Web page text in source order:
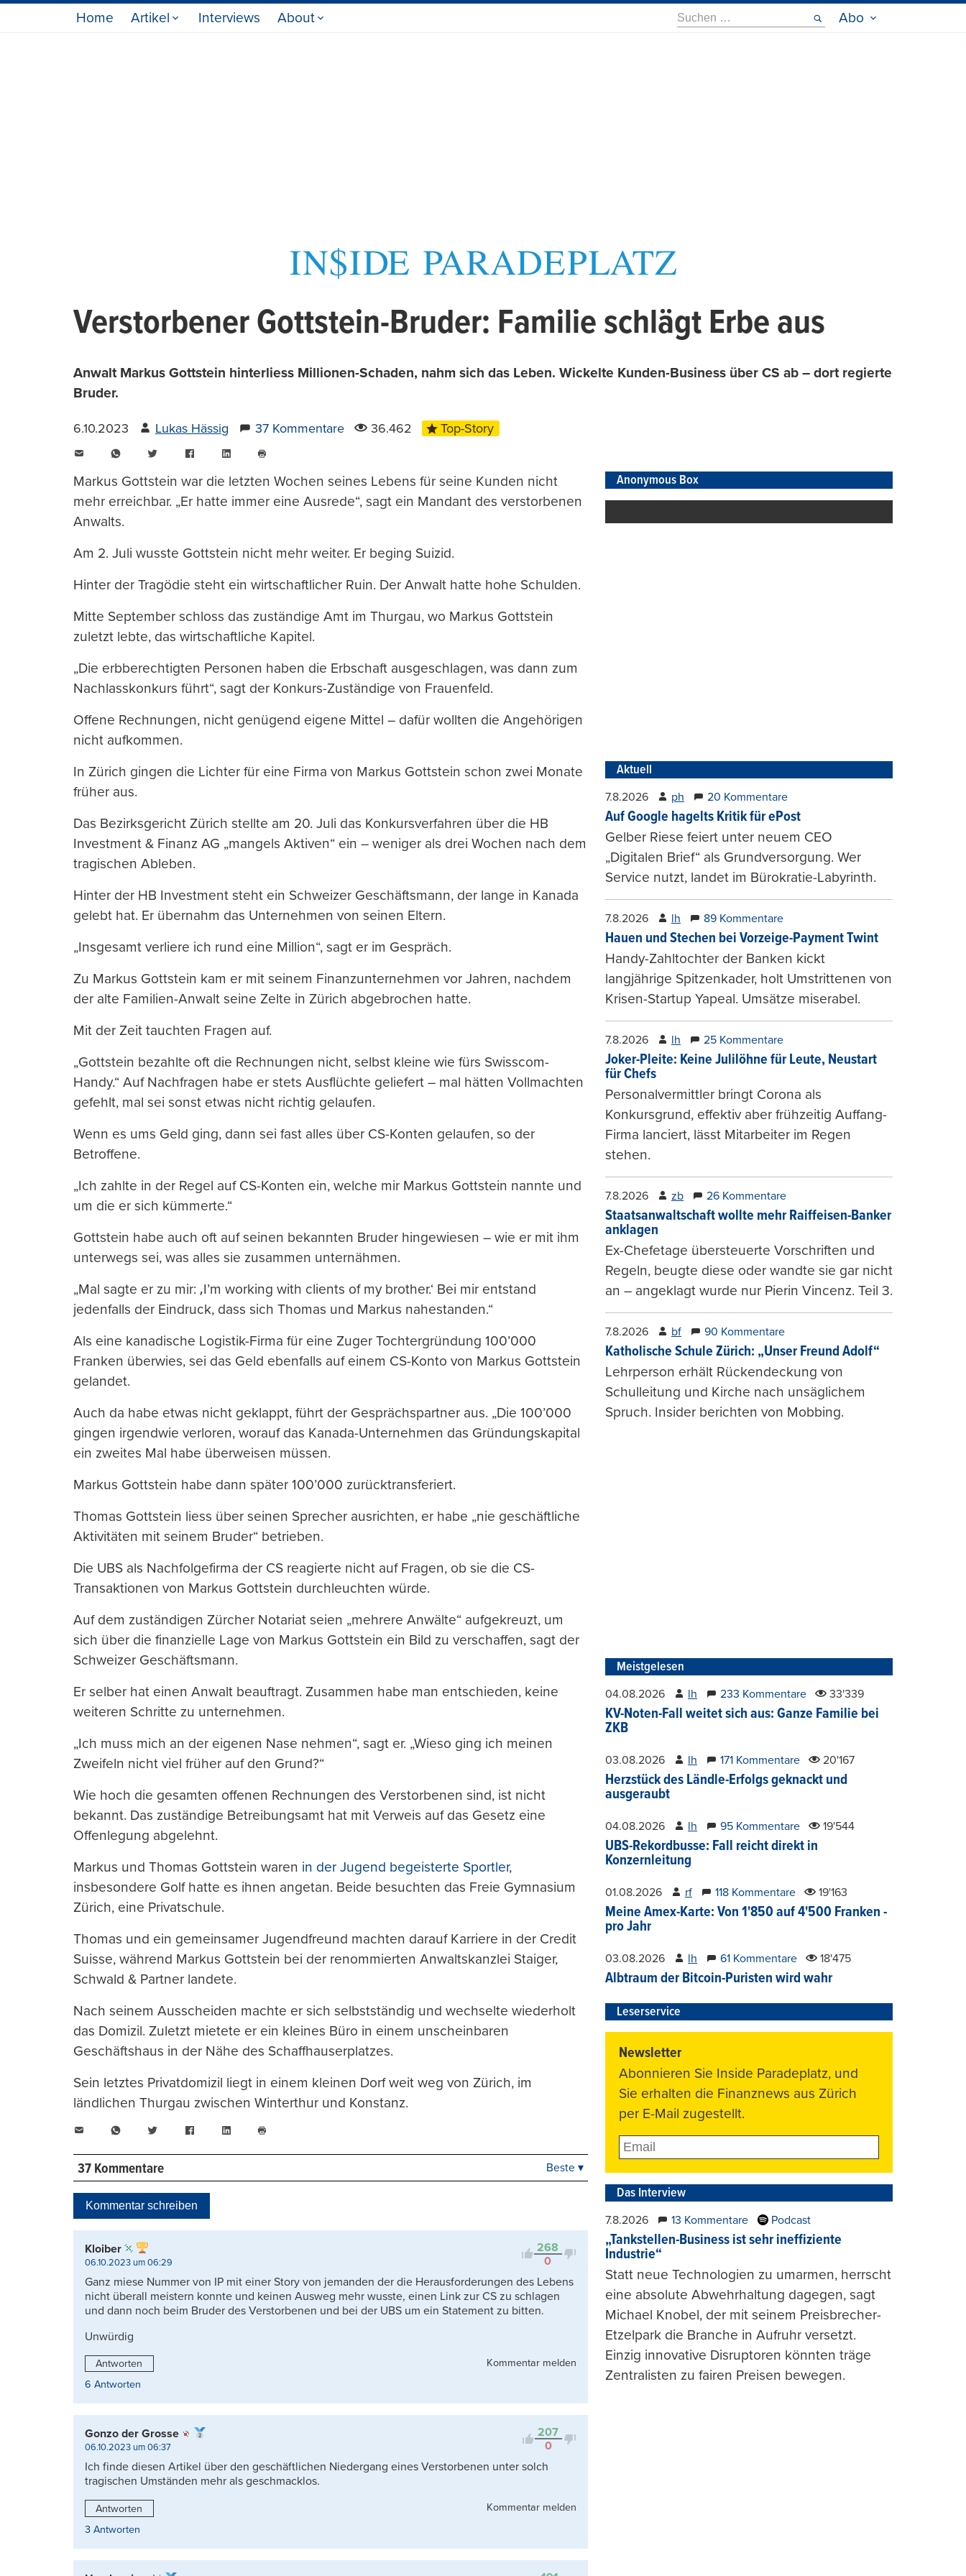
Home Artikel Interviews About
Suche
nach:
Abo
Verstorbener Gottstein-Bruder: Familie schlägt Erbe aus
Anwalt Markus Gottstein hinterliess Millionen-Schaden, nahm sich das Leben. Wickelte Kunden-Business über CS ab – dort regierte
Bruder.
6.10.2023 Lukas Hässig 37 Kommentare 36.462 Top-Story
WhatsAppTwitter FacebookLinkedIn
drucken
Markus Gottstein war die letzten Wochen seines Lebens für seine Kunden nicht
mehr erreichbar. „Er hatte immer eine Ausrede“, sagt ein Mandant des verstorbenen
Anwalts.
Am 2. Juli wusste Gottstein nicht mehr weiter. Er beging Suizid.
Hinter der Tragödie steht ein wirtschaftlicher Ruin. Der Anwalt hatte hohe Schulden.
Mitte September schloss das zuständige Amt im Thurgau, wo Markus Gottstein
zuletzt lebte, das wirtschaftliche Kapitel.
„Die erbberechtigten Personen haben die Erbschaft ausgeschlagen, was dann zum
Nachlasskonkurs führt“, sagt der Konkurs-Zuständige von Frauenfeld.
Offene Rechnungen, nicht genügend eigene Mittel – dafür wollten die Angehörigen
nicht aufkommen.
In Zürich gingen die Lichter für eine Firma von Markus Gottstein schon zwei Monate
früher aus.
Das Bezirksgericht Zürich stellte am 20. Juli das Konkursverfahren über die HB
Investment & Finanz AG „mangels Aktiven“ ein – weniger als drei Wochen nach dem
tragischen Ableben.
Hinter der HB Investment steht ein Schweizer Geschäftsmann, der lange in Kanada
gelebt hat. Er übernahm das Unternehmen von seinen Eltern.
„Insgesamt verliere ich rund eine Million“, sagt er im Gespräch.
Zu Markus Gottstein kam er mit seinem Finanzunternehmen vor Jahren, nachdem
der alte Familien-Anwalt seine Zelte in Zürich abgebrochen hatte.
Mit der Zeit tauchten Fragen auf.
„Gottstein bezahlte oft die Rechnungen nicht, selbst kleine wie fürs Swisscom-
Handy.“ Auf Nachfragen habe er stets Ausflüchte geliefert – mal hätten Vollmachten
gefehlt, mal sei sonst etwas nicht richtig gelaufen.
Wenn es ums Geld ging, dann sei fast alles über CS-Konten gelaufen, so der
Betroffene.
„Ich zahlte in der Regel auf CS-Konten ein, welche mir Markus Gottstein nannte und
um die er sich kümmerte.“
Gottstein habe auch oft auf seinen bekannten Bruder hingewiesen – wie er mit ihm
unterwegs sei, was alles sie zusammen unternähmen.
„Mal sagte er zu mir: ‚I’m working with clients of my brother.‘ Bei mir entstand
jedenfalls der Eindruck, dass sich Thomas und Markus nahestanden.“
Als eine kanadische Logistik-Firma für eine Zuger Tochtergründung 100’000
Franken überwies, sei das Geld ebenfalls auf einem CS-Konto von Markus Gottstein
gelandet.
Auch da habe etwas nicht geklappt, führt der Gesprächspartner aus. „Die 100’000
gingen irgendwie verloren, worauf das Kanada-Unternehmen das Gründungskapital
ein zweites Mal habe überweisen müssen.
Markus Gottstein habe dann später 100’000 zurücktransferiert.
Thomas Gottstein liess über seinen Sprecher ausrichten, er habe „nie geschäftliche
Aktivitäten mit seinem Bruder“ betrieben.
Die UBS als Nachfolgefirma der CS reagierte nicht auf Fragen, ob sie die CS-
Transaktionen von Markus Gottstein durchleuchten würde.
Auf dem zuständigen Zürcher Notariat seien „mehrere Anwälte“ aufgekreuzt, um
sich über die finanzielle Lage von Markus Gottstein ein Bild zu verschaffen, sagt der
Schweizer Geschäftsmann.
Er selber hat einen Anwalt beauftragt. Zusammen habe man entschieden, keine
weiteren Schritte zu unternehmen.
„Ich muss mich an der eigenen Nase nehmen“, sagt er. „Wieso ging ich meinen
Zweifeln nicht viel früher auf den Grund?“
Wie hoch die gesamten offenen Rechnungen des Verstorbenen sind, ist nicht
bekannt. Das zuständige Betreibungsamt hat mit Verweis auf das Gesetz eine
Offenlegung abgelehnt.
Markus und Thomas Gottstein waren in der Jugend begeisterte Sportler,
insbesondere Golf hatte es ihnen angetan. Beide besuchten das Freie Gymnasium
Zürich, eine Privatschule.
Thomas und ein gemeinsamer Jugendfreund machten darauf Karriere in der Credit
Suisse, während Markus Gottstein bei der renommierten Anwaltskanzlei Staiger,
Schwald & Partner landete.
Nach seinem Ausscheiden machte er sich selbstständig und wechselte wiederholt
das Domizil. Zuletzt mietete er ein kleines Büro in einem unscheinbaren
Geschäftshaus in der Nähe des Schaffhauserplatzes.
Sein letztes Privatdomizil liegt in einem kleinen Dorf weit weg von Zürich, im
ländlichen Thurgau zwischen Winterthur und Konstanz.
WhatsAppTwitter FacebookLinkedIn
drucken
37 Kommentare
Kontrovers
Beste ▾
Kommentar schreiben
268
0
Kloiber
06.10.2023 um 06:29
Ganz miese Nummer von IP mit einer Story von jemanden der die Herausforderungen des Lebens
nicht überall meistern konnte und keinen Ausweg mehr wusste, einen Link zur CS zu schlagen
und dann noch beim Bruder des Verstorbenen und bei der UBS um ein Statement zu bitten.
Unwürdig
Antworten
Kommentar melden
6 Antworten
207
0
Gonzo der Grosse
06.10.2023 um 06:37
Ich finde diesen Artikel über den geschäftlichen Niedergang eines Verstorbenen unter solch
tragischen Umständen mehr als geschmacklos.
Antworten
Kommentar melden
3 Antworten
Anonymous Box
Aktuell
7.8.2026 ph 20 Kommentare
Auf Google hagelts Kritik für ePost
Gelber Riese feiert unter neuem CEO
„Digitalen Brief“ als Grundversorgung. Wer
Service nutzt, landet im Bürokratie-Labyrinth.
7.8.2026 lh 89 Kommentare
Hauen und Stechen bei Vorzeige-Payment Twint
Handy-Zahltochter der Banken kickt
langjährige Spitzenkader, holt Umstrittenen von
Krisen-Startup Yapeal. Umsätze miserabel.
7.8.2026 lh 25 Kommentare
Joker-Pleite: Keine Julilöhne für Leute, Neustart
für Chefs
Personalvermittler bringt Corona als
Konkursgrund, effektiv aber frühzeitig Auffang-
Firma lanciert, lässt Mitarbeiter im Regen
stehen.
7.8.2026 zb 26 Kommentare
Staatsanwaltschaft wollte mehr Raiffeisen-Banker
anklagen
Ex-Chefetage übersteuerte Vorschriften und
Regeln, beugte diese oder wandte sie gar nicht
an – angeklagt wurde nur Pierin Vincenz. Teil 3.
7.8.2026 bf 90 Kommentare
Katholische Schule Zürich: „Unser Freund Adolf“
Lehrperson erhält Rückendeckung von
Schulleitung und Kirche nach unsäglichem
Spruch. Insider berichten von Mobbing.
Meistgelesen
04.08.2026 lh 233 Kommentare 33'339
KV-Noten-Fall weitet sich aus: Ganze Familie bei
ZKB
03.08.2026 lh 171 Kommentare 20'167
Herzstück des Ländle-Erfolgs geknackt und
ausgeraubt
04.08.2026 lh 95 Kommentare 19'544
UBS-Rekordbusse: Fall reicht direkt in
Konzernleitung
01.08.2026 rf 118 Kommentare 19'163
Meine Amex-Karte: Von 1'850 auf 4'500 Franken -
pro Jahr
03.08.2026 lh 61 Kommentare 18'475
Albtraum der Bitcoin-Puristen wird wahr
Leserservice
Newsletter
Abonnieren Sie Inside Paradeplatz, und
Sie erhalten die Finanznews aus Zürich
per E-Mail zugestellt.
Das Interview
7.8.2026 13 Kommentare Podcast
„Tankstellen-Business ist sehr ineffiziente
Industrie“
Statt neue Technologien zu umarmen, herrscht
eine absolute Abwehrhaltung dagegen, sagt
Michael Knobel, der mit seinem Preisbrecher-
Etzelpark die Branche in Aufruhr versetzt.
Einzig innovative Disruptoren könnten träge
Zentralisten zu fairen Preisen bewegen.